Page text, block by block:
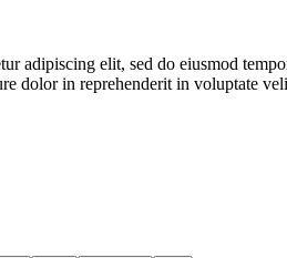
adipiscing elit, sed do eiusmod
dolor in reprehenderit in voluptate